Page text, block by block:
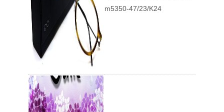
m5350-47/23/K24